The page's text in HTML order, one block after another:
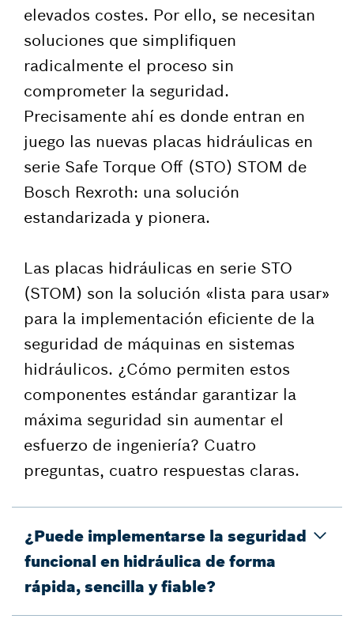
elevados costes. Por ello, se necesitan
soluciones que simplifiquen
radicalmente el proceso sin
comprometer la seguridad.
Precisamente ahí es donde entran en
juego las nuevas placas hidráulicas en
serie Safe Torque Off (STO) STOM de
Bosch Rexroth: una solución
estandarizada y pionera.
Las placas hidráulicas en serie STO
(STOM) son la solución «lista para usar»
para la implementación eficiente de la
seguridad de máquinas en sistemas
hidráulicos. ¿Cómo permiten estos
componentes estándar garantizar la
máxima seguridad sin aumentar el
esfuerzo de ingeniería? Cuatro
preguntas, cuatro respuestas claras.
¿Puede implementarse la seguridad
funcional en hidráulica de forma
rápida, sencilla y fiable?